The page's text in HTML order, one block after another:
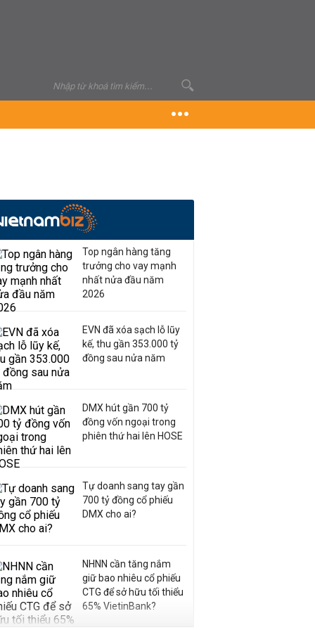
Top ngân hàng tăng
trưởng cho vay mạnh
nhất nửa đầu năm
2026
EVN đã xóa sạch lỗ lũy
kế, thu gần 353.000 tỷ
đồng sau nửa năm
DMX hút gần 700 tỷ
đồng vốn ngoại trong
phiên thứ hai lên HOSE
Tự doanh sang tay gần
700 tỷ đồng cổ phiếu
DMX cho ai?
NHNN cần tăng nắm
giữ bao nhiêu cổ phiếu
CTG để sở hữu tối thiểu
65% VietinBank?